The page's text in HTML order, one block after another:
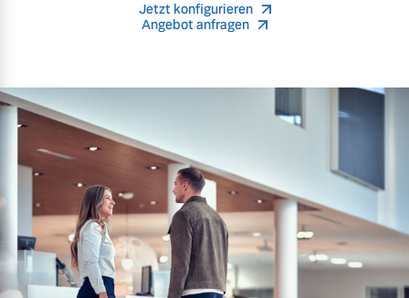
Jetzt konfigurieren
Angebot anfragen